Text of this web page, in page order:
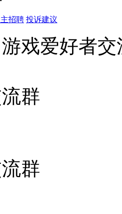
招聘 投诉建议
戏爱好者交
群
群